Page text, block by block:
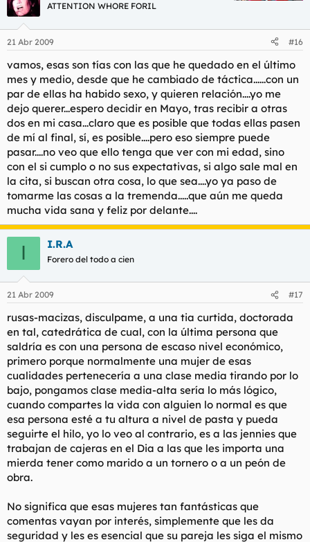
ATTENTION WHORE FORIL
21 Abr 2009 #16
vamos, esas son tías con las que he quedado en el último
mes y medio, desde que he cambiado de táctica......con un
par de ellas ha habido sexo, y quieren relación....yo me
dejo querer...espero decidir en Mayo, tras recibir a otras
dos en mi casa...claro que es posible que todas ellas pasen
de mí al final, sí, es posible....pero eso siempre puede
pasar....no veo que ello tenga que ver con mi edad, sino
con el si cumplo o no sus expectativas, si algo sale mal en
la cita, si buscan otra cosa, lo que sea....yo ya paso de
tomarme las cosas a la tremenda.....que aún me queda
mucha vida sana y feliz por delante....
I I.R.A
Forero del todo a cien
21 Abr 2009 #17
rusas-macizas, disculpame, a una tia curtida, doctorada
en tal, catedrática de cual, con la última persona que
saldría es con una persona de escaso nivel económico,
primero porque normalmente una mujer de esas
cualidades pertenecería a una clase media tirando por lo
bajo, pongamos clase media-alta sería lo más lógico,
cuando compartes la vida con alguien lo normal es que
esa persona esté a tu altura a nivel de pasta y pueda
seguirte el hilo, yo lo veo al contrario, es a las jennies que
trabajan de cajeras en el Dia a las que les importa una
mierda tener como marido a un tornero o a un peón de
obra.
No significa que esas mujeres tan fantásticas que
comentas vayan por interés, simplemente que les da
seguridad y les es esencial que su pareja les siga el mismo